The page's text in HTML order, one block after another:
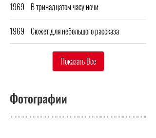
1969 В тринадцатом часу ночи
1969 Сюжет для небольшого рассказа
Показать Все
Фотографии